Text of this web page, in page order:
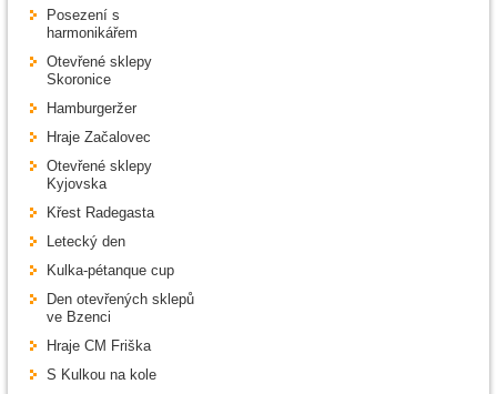
Posezení s
harmonikářem
Otevřené sklepy
Skoronice
Hamburgeržer
Hraje Začalovec
Otevřené sklepy
Kyjovska
Křest Radegasta
Letecký den
Kulka-pétanque cup
Den otevřených sklepů
ve Bzenci
Hraje CM Friška
S Kulkou na kole